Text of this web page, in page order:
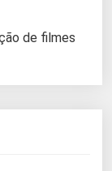
de filmes